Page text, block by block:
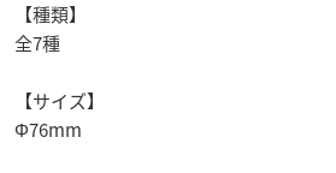
【種類】
全7種
【サイズ】
Φ76mm